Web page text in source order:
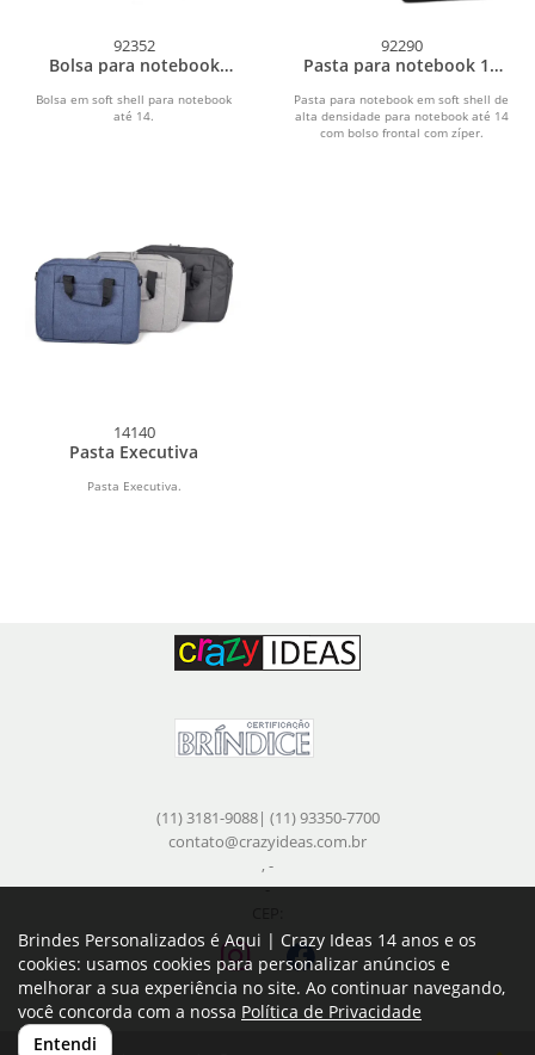
92352
Bolsa para notebook
Bolsa em soft shell para notebook
até 14.
92290
Pasta para notebook 14
Pasta para notebook em soft shell de
alta densidade para notebook até 14
com bolso frontal com zíper.
14140
Pasta Executiva
Pasta Executiva.
(11) 3181-9088| (11) 93350-7700
contato@crazyideas.com.br
, -
-
Brindes Personalizados é Aqui | Crazy Ideas 14 anos e os
cookies: usamos cookies para personalizar anúncios e
melhorar a sua experiência no site. Ao continuar navegando,
você concorda com a nossa Política de Privacidade
Entendi